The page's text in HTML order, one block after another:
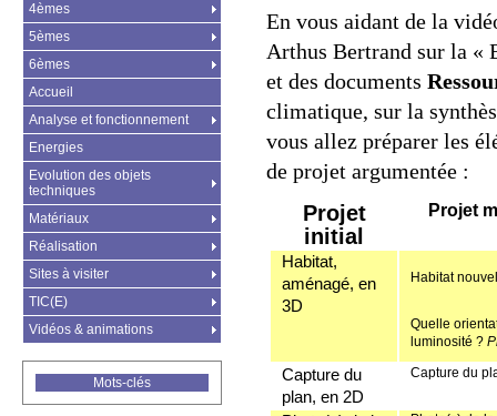
En vous aidant de la
Arthus Bertrand sur la «
et des documents
climatique, sur la
vous allez préparer les
de projet argumentée :
Projet
initial
Projet
Habitat,
aménagé, en
3D
Habitat
Quelle
luminosité ?
Capture du
plan, en 2D
Capture du
4èmes
5èmes
6èmes
Accueil
Analyse et fonctionnement
Energies
Evolution des objets
techniques
Matériaux
Réalisation
Sites à visiter
TIC(E)
Vidéos & animations
Mots-clés